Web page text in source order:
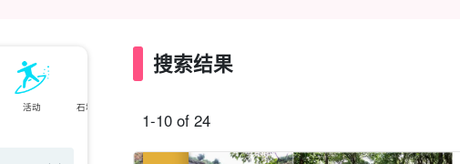
活动
石垣岛⇄西表岛
规划
搜索结果
1-10 of 24